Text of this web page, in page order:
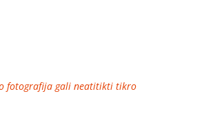
fotografija gali neatitikti tikro